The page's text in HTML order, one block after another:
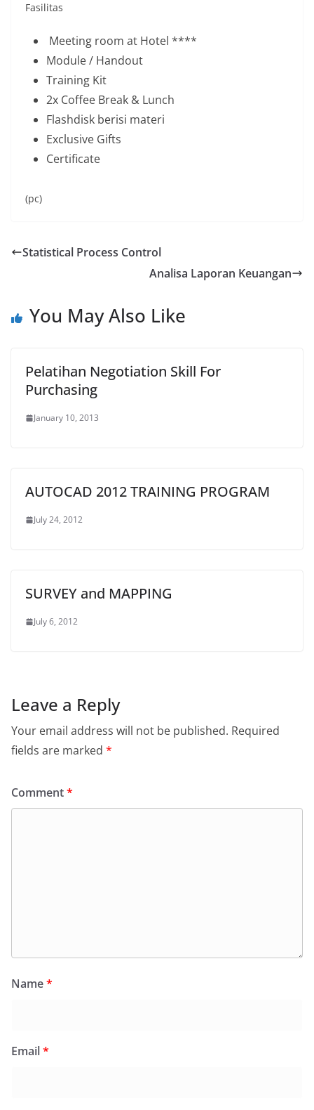
Fasilitas
Meeting room at Hotel ****
Module / Handout
Training Kit
2x Coffee Break & Lunch
Flashdisk berisi materi
Exclusive Gifts
Certificate
(pc)
Statistical Process Control
Analisa Laporan Keuangan
You May Also Like
Pelatihan Negotiation Skill For
Purchasing
January 10, 2013
AUTOCAD 2012 TRAINING PROGRAM
July 24, 2012
SURVEY and MAPPING
July 6, 2012
Leave a Reply
Your email address will not be published. Required
fields are marked *
Comment*
Name*
Email*